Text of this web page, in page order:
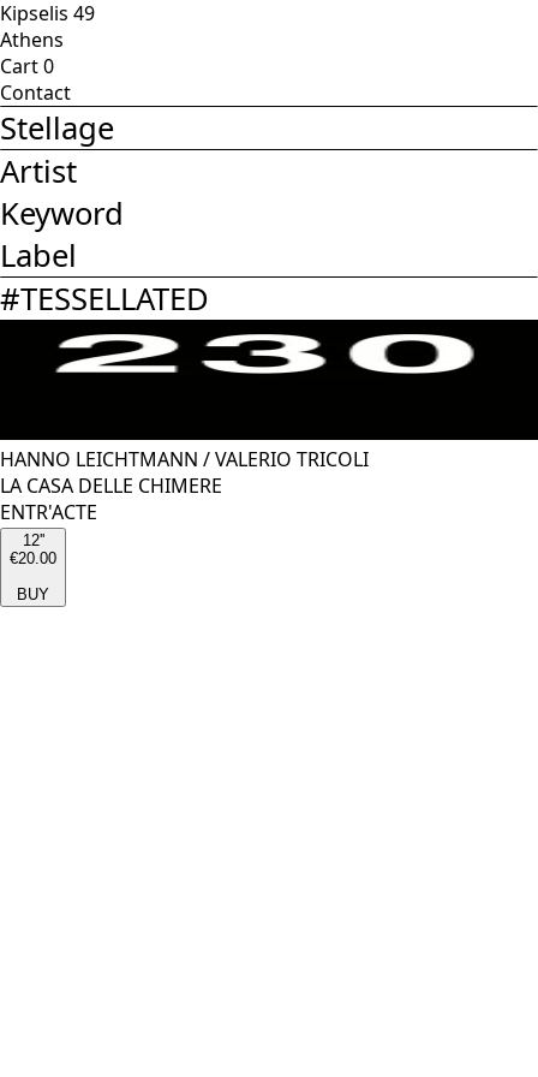
Kipselis 49
Athens
Cart0
Contact
Stellage
Artist
Keyword
Label
#TESSELLATED
HANNO LEICHTMANN /VALERIO TRICOLI
LA CASA DELLE CHIMERE
ENTR'ACTE
12''
€20.00
BUY